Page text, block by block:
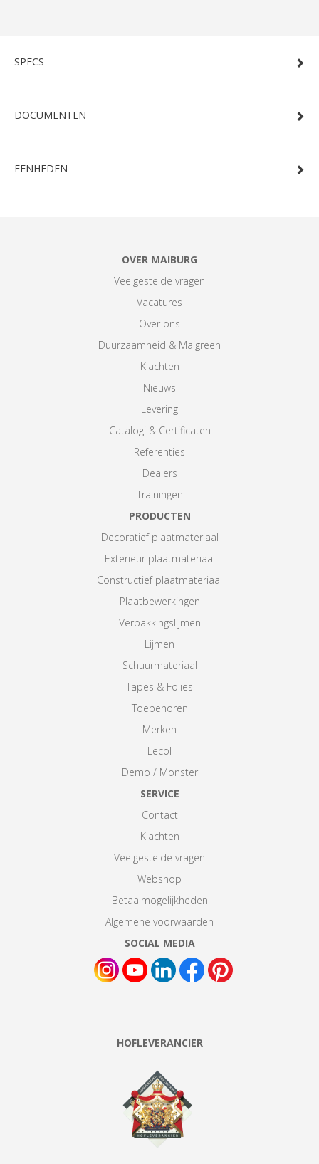
SPECS
DOCUMENTEN
EENHEDEN
OVER MAIBURG
Veelgestelde vragen
Vacatures
Over ons
Duurzaamheid & Maigreen
Klachten
Nieuws
Levering
Catalogi & Certificaten
Referenties
Dealers
Trainingen
PRODUCTEN
Decoratief plaatmateriaal
Exterieur plaatmateriaal
Constructief plaatmateriaal
Plaatbewerkingen
Verpakkingslijmen
Lijmen
Schuurmateriaal
Tapes & Folies
Toebehoren
Merken
Lecol
Demo / Monster
SERVICE
Contact
Klachten
Veelgestelde vragen
Webshop
Betaalmogelijkheden
Algemene voorwaarden
SOCIAL MEDIA
HOFLEVERANCIER